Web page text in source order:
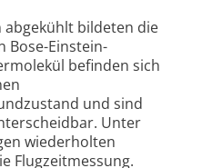
abgekühlt bildeten die
Bose-Einstein-
befinden sich
und sind
Unter
wiederholten
Flugzeitmessung.